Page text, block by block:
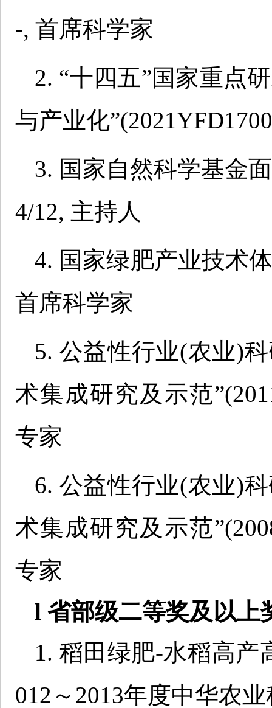
-, 首席科学家
2. “十四五”国家重点
与产业化
3. 国家自然科学基金
4/12, 主持人
4. 国家绿肥产业技术
首席科学家
5. 公益性行业(农业)
术集成研究及示范
专家
6. 公益性行业(农业)
术集成研究及示范
专家
l 省部级二等奖及以上
1. 稻田绿肥-水稻高产
012～2013年度中华农